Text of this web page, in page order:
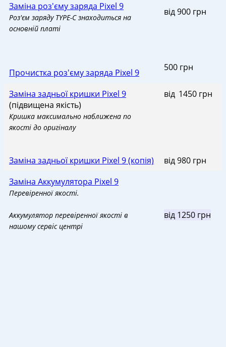
Заміна роз'єму заряда Pixel 9
Роз'єм заряду TYPE-C знаходиться на
оcновній платі
Прочистка роз'єму заряда Pixel 9
від 900 грн
500 грн
Заміна задньої кришки Pixel 9
(підвищена якість)
Кришка максимально наближена по
якості до оригіналу
Заміна задньої кришки Pixel 9 (копія)
від 1450 грн
від 980 грн
Заміна Аккумулятора Pixel 9
Перевіренної якості.
Аккумулятор перевіренної якості в
нашому сервіс центрі
від 1250 грн